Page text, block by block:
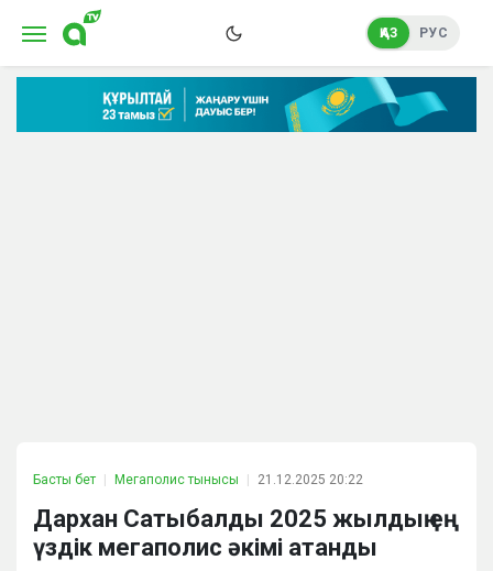
ҚАЗ РУС
Басты бет Мегаполис тынысы 21.12.2025 20:22
Дархан Сатыбалды 2025 жылдың ең
үздік мегаполис әкімі атанды